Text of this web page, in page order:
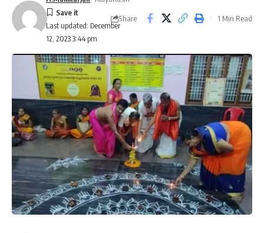
Last updated: December
12, 2023 3:44 pm
Share 1 Min Read